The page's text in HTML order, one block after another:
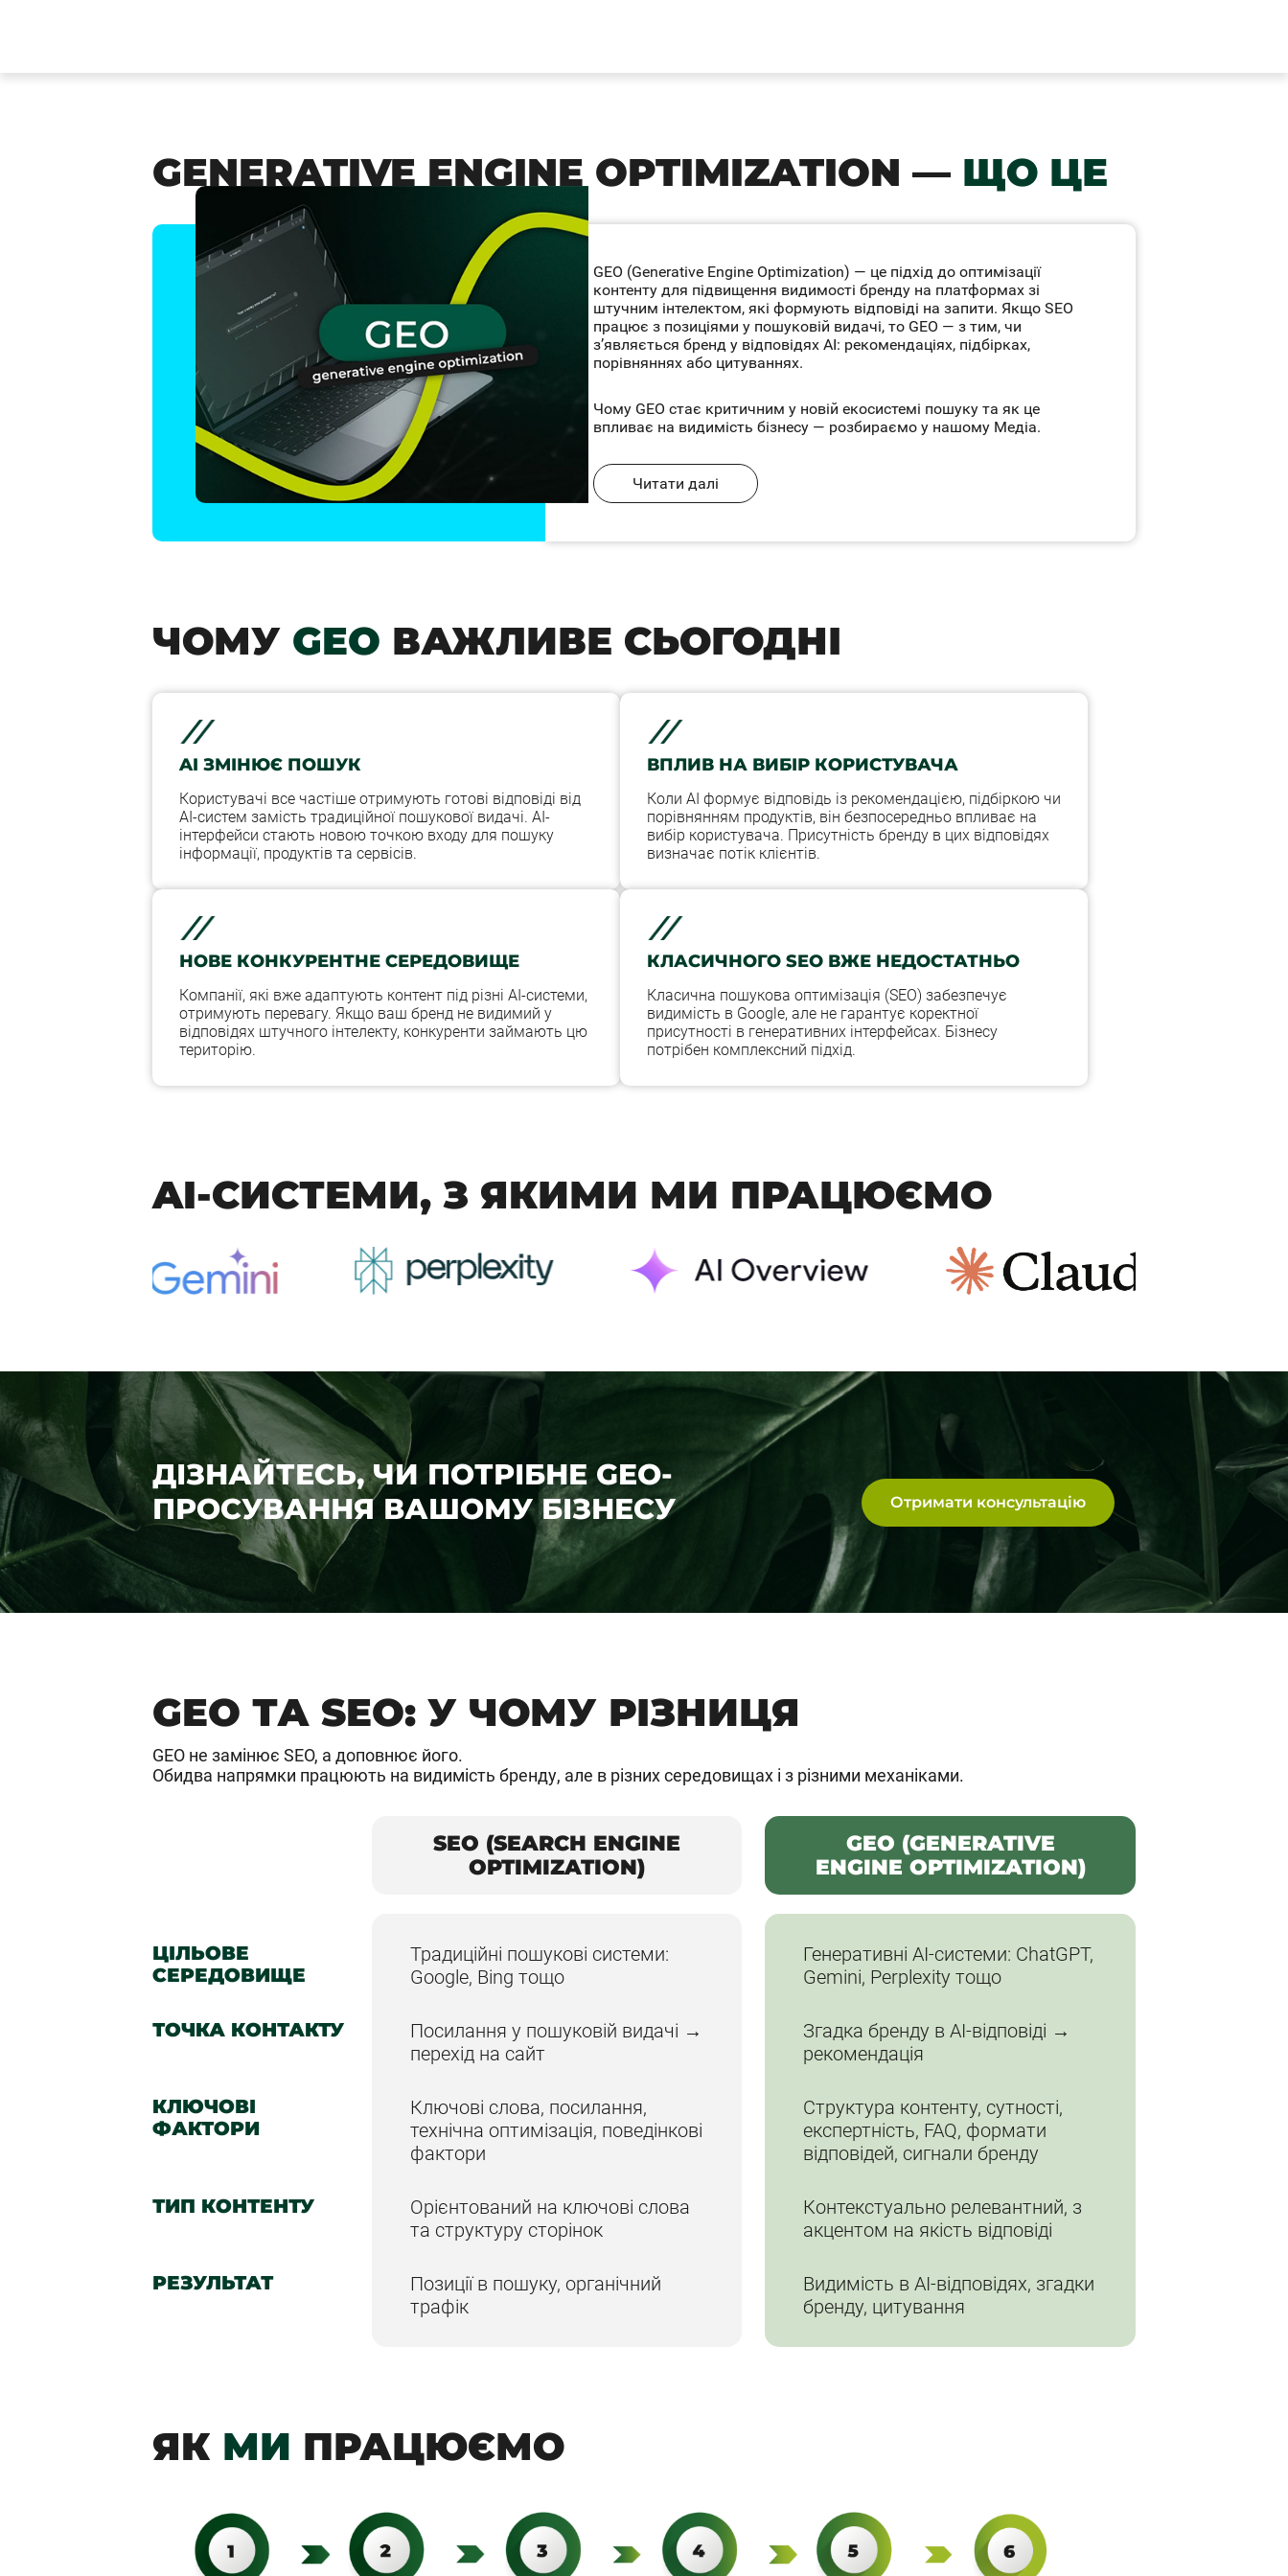
GENERATIVE ENGINE OPTIMIZATION — ЩО ЦЕ
GEO (Generative Engine Optimization) — це підхід до оптимізації
контенту для підвищення видимості бренду на платформах зі
штучним інтелектом, які формують відповіді на запити. Якщо SEO
працює з позиціями у пошуковій видачі, то GEO — з тим, чи
з’являється бренд у відповідях AI: рекомендаціях, підбірках,
порівняннях або цитуваннях.
Чому GEO стає критичним у новій екосистемі пошуку та як це
впливає на видимість бізнесу — розбираємо у нашому Медіа.
Читати далі
ЧОМУ GEO ВАЖЛИВЕ СЬОГОДНІ
AI ЗМІНЮЄ ПОШУК
Користувачі все частіше отримують готові відповіді від
AI-систем замість традиційної пошукової видачі. AI-
інтерфейси стають новою точкою входу для пошуку
інформації, продуктів та сервісів.
ВПЛИВ НА ВИБІР КОРИСТУВАЧА
Коли AI формує відповідь із рекомендацією, підбіркою чи
порівнянням продуктів, він безпосередньо впливає на
вибір користувача. Присутність бренду в цих відповідях
визначає потік клієнтів.
НОВЕ КОНКУРЕНТНЕ СЕРЕДОВИЩЕ
Компанії, які вже адаптують контент під різні AI-системи,
отримують перевагу. Якщо ваш бренд не видимий у
відповідях штучного інтелекту, конкуренти займають цю
територію.
КЛАСИЧНОГО SEO ВЖЕ НЕДОСТАТНЬО
Класична пошукова оптимізація (SEO) забезпечує
видимість в Google, але не гарантує коректної
присутності в генеративних інтерфейсах. Бізнесу
потрібен комплексний підхід.
AI-СИСТЕМИ, З ЯКИМИ МИ ПРАЦЮЄМО
ДІЗНАЙТЕСЬ, ЧИ ПОТРІБНЕ GEO-
ПРОСУВАННЯ ВАШОМУ БІЗНЕСУ
Отримати консультацію
GEO ТА SEO: У ЧОМУ РІЗНИЦЯ
GEO не замінює SEO, а доповнює його.
Обидва напрямки працюють на видимість бренду, але в різних середовищах і з різними механіками.
SEO (SEARCH ENGINE
OPTIMIZATION)
GEO (GENERATIVE
ENGINE OPTIMIZATION)
ЦІЛЬОВЕ
СЕРЕДОВИЩЕ
Традиційні пошукові системи:
Google, Bing тощо
Генеративні AI-системи: ChatGPT,
Gemini, Perplexity тощо
ТОЧКА КОНТАКТУ
Посилання у пошуковій видачі →
перехід на сайт
Згадка бренду в AI-відповіді →
рекомендація
КЛЮЧОВІ
ФАКТОРИ
Ключові слова, посилання,
технічна оптимізація, поведінкові
фактори
Структура контенту, сутності,
експертність, FAQ, формати
відповідей, сигнали бренду
ТИП КОНТЕНТУ
Орієнтований на ключові слова
та структуру сторінок
Контекстуально релевантний, з
акцентом на якість відповіді
РЕЗУЛЬТАТ
Позиції в пошуку, органічний
трафік
Видимість в AI-відповідях, згадки
бренду, цитування
ЯК МИ ПРАЦЮЄМО